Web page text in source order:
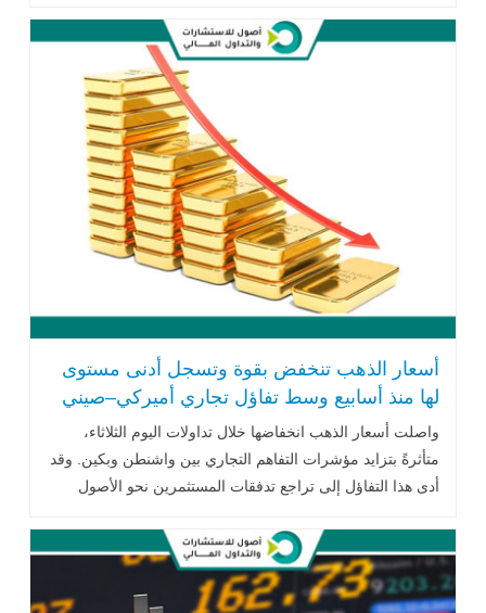
أسعار الذهب تنخفض بقوة وتسجل أدنى مستوى
لها منذ أسابيع وسط تفاؤل تجاري أميركي–صيني
واصلت أسعار الذهب انخفاضها خلال تداولات اليوم الثلاثاء،
متأثرةً بتزايد مؤشرات التفاهم التجاري بين واشنطن وبكين. وقد
أدى هذا التفاؤل إلى تراجع تدفقات المستثمرين نحو الأصول